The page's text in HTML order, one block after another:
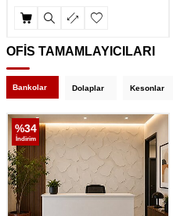
OFİS TAMAMLAYICILARI
Bankolar Dolaplar Kesonlar
%34
İndirim